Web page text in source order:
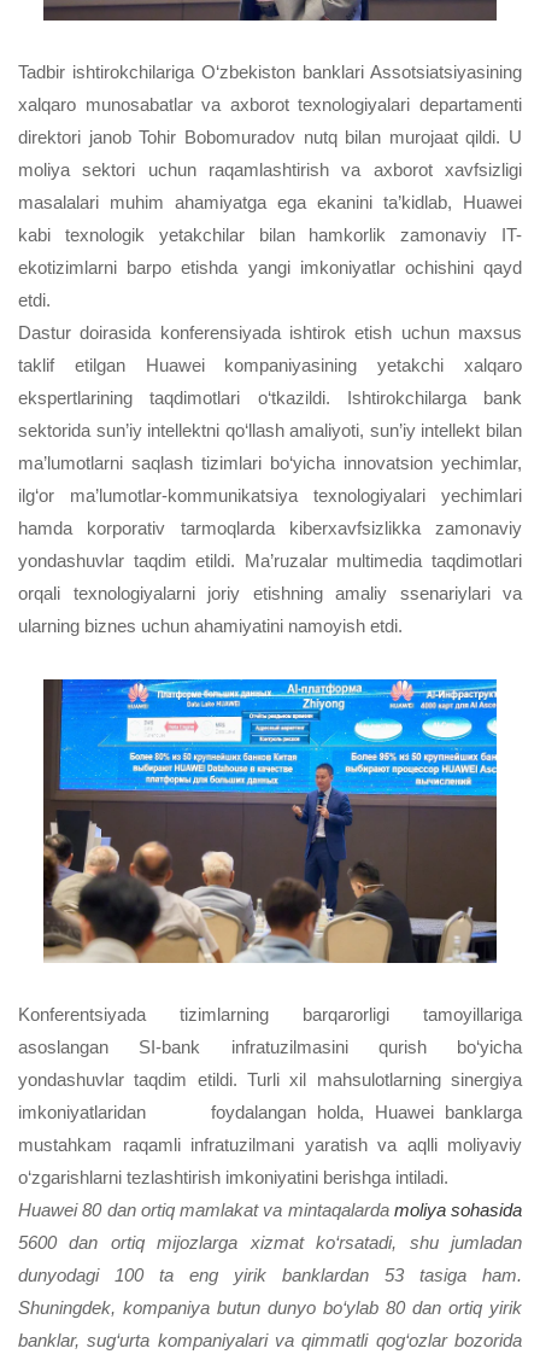
Tadbir ishtirokchilariga O‘zbekiston banklari Assotsiatsiyasining
xalqaro munosabatlar va axborot texnologiyalari departamenti
direktori janob Tohir Bobomuradov nutq bilan murojaat qildi. U
moliya
sektori uchun raqamlashtirish va axborot
xavfsizligi
masalalari
muhim ahamiyatga ega ekanini ta’kidlab,
Huawei
kabi
texnologik yetakchilar bilan hamkorlik zamonaviy IT-
ekotizimlarni
barpo etishda yangi imkoniyatlar ochishini qayd
etdi.
Dastur doirasida konferensiyada ishtirok etish uchun maxsus
taklif etilgan Huawei kompaniyasining yetakchi xalqaro
ekspertlarining taqdimotlari o‘tkazildi. Ishtirokchilarga bank
sektorida sun’iy intellektni qo‘llash amaliyoti, sun’iy intellekt bilan
ma’lumotlarni saqlash tizimlari bo‘yicha innovatsion yechimlar,
ilg‘or ma’lumotlar-kommunikatsiya texnologiyalari yechimlari
hamda korporativ tarmoqlarda kiberxavfsizlikka zamonaviy
yondashuvlar taqdim etildi. Ma’ruzalar multimedia taqdimotlari
orqali texnologiyalarni joriy etishning amaliy ssenariylari va
ularning biznes uchun ahamiyatini namoyish etdi.
Konferentsiyada tizimlarning barqarorligi tamoyillariga
asoslangan SI-bank infratuzilmasini qurish bo‘yicha
yondashuvlar taqdim etildi. Turli xil mahsulotlarning sinergiya
imkoniyatlaridan foydalangan holda, Huawei banklarga
mustahkam raqamli infratuzilmani yaratish va aqlli moliyaviy
o‘zgarishlarni tezlashtirish imkoniyatini berishga intiladi.
Huawei 80 dan ortiq mamlakat va mintaqalarda moliya sohasida
5600 dan ortiq mijozlarga xizmat ko‘rsatadi, shu jumladan
dunyodagi 100 ta eng yirik banklardan 53 tasiga ham.
Shuningdek, kompaniya butun dunyo bo‘ylab 80 dan ortiq yirik
banklar, sug‘urta kompaniyalari va qimmatli qog‘ozlar bozorida